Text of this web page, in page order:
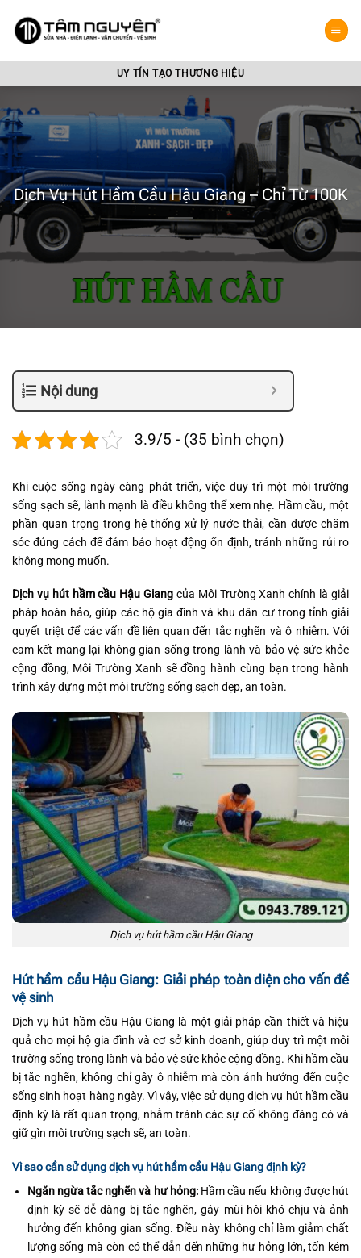
qua
dung
UY TÍN TẠO THƯƠNG HIỆU
Dịch Vụ Hút Hầm Cầu Hậu Giang – Chỉ Từ 100K
Nội dung
3.9/5 - (35 bình chọn)
Khi cuộc sống ngày càng phát triển, việc duy trì một môi trường
sống sạch sẽ, lành mạnh là điều không thể xem nhẹ. Hầm cầu, một
phần quan trọng trong hệ thống xử lý nước thải, cần được chăm
sóc đúng cách để đảm bảo hoạt động ổn định, tránh những rủi ro
không mong muốn.
Dịch vụ hút hầm cầu Hậu Giang của Môi Trường Xanh chính là giải
pháp hoàn hảo, giúp các hộ gia đình và khu dân cư trong tỉnh giải
quyết triệt để các vấn đề liên quan đến tắc nghẽn và ô nhiễm. Với
cam kết mang lại không gian sống trong lành và bảo vệ sức khỏe
cộng đồng, Môi Trường Xanh sẽ đồng hành cùng bạn trong hành
trình xây dựng một môi trường sống sạch đẹp, an toàn.
Dịch vụ hút hầm cầu Hậu Giang
Hút hầm cầu Hậu Giang: Giải pháp toàn diện cho vấn đề
vệ sinh
Dịch vụ hút hầm cầu Hậu Giang là một giải pháp cần thiết và hiệu
quả cho mọi hộ gia đình và cơ sở kinh doanh, giúp duy trì một môi
trường sống trong lành và bảo vệ sức khỏe cộng đồng. Khi hầm cầu
bị tắc nghẽn, không chỉ gây ô nhiễm mà còn ảnh hưởng đến cuộc
sống sinh hoạt hàng ngày. Vì vậy, việc sử dụng dịch vụ hút hầm cầu
định kỳ là rất quan trọng, nhằm tránh các sự cố không đáng có và
giữ gìn môi trường sạch sẽ, an toàn.
Vì sao cần sử dụng dịch vụ hút hầm cầu Hậu Giang định kỳ?
Ngăn ngừa tắc nghẽn và hư hỏng:Hầm cầu nếu không được hút
định kỳ sẽ dễ dàng bị tắc nghẽn, gây mùi hôi khó chịu và ảnh
hưởng đến không gian sống. Điều này không chỉ làm giảm chất
lượng sống mà còn có thể dẫn đến những hư hỏng lớn, tốn kém